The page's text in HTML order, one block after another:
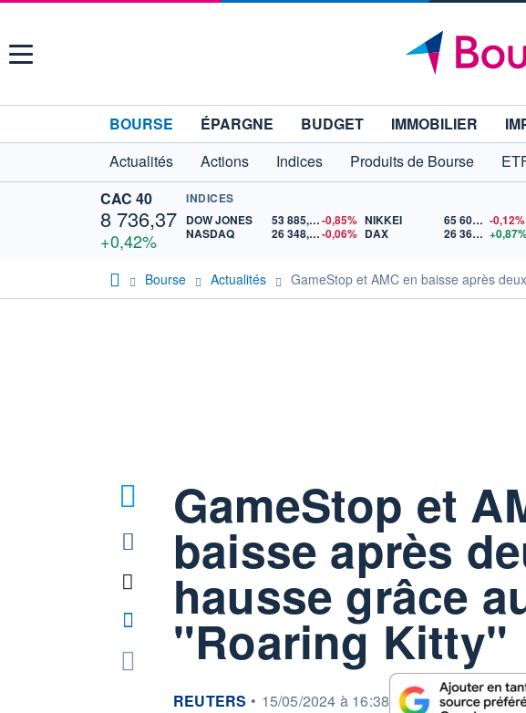
Menu
BOURSE ÉPARGNE BUDGET IMMOBILIER
Actualités
Actions Indices Produits de Bourse
CAC 40
8 736,37
+0,42%
INDICES
DOW JONES
53 885,10-0,85%
NASDAQ
26 348,35-0,06%
NIKKEI 65 606,71 -0,12%
DAX
26 367,03
Bourse Actualités GameStop et AMC en baisse après
GameStop et
baisse après
hausse grâce
"Roaring Kitty"
information fournie par
REUTERS • 15/05/2024 à 16:38